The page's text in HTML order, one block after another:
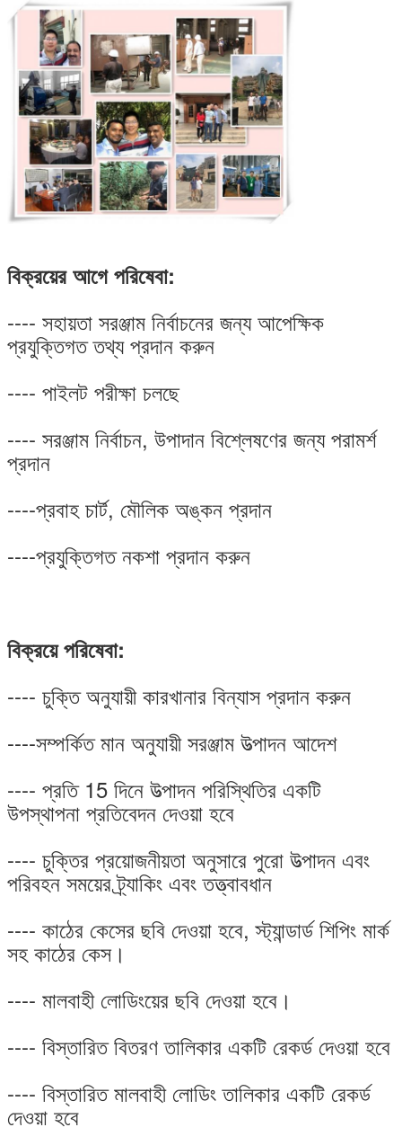
বিক্রয়ের আগে পরিষেবা:
---- সহায়তা সরঞ্জাম নির্বাচনের জন্য আপেক্ষিক
প্রযুক্তিগত তথ্য প্রদান করুন
---- পাইলট পরীক্ষা চলছে
---- সরঞ্জাম নির্বাচন, উপাদান বিশ্লেষণের জন্য পরামর্শ
প্রদান
----প্রবাহ চার্ট, মৌলিক অঙ্কন প্রদান
----প্রযুক্তিগত নকশা প্রদান করুন
বিক্রয়ে পরিষেবা:
---- চুক্তি অনুযায়ী কারখানার বিন্যাস প্রদান করুন
----সম্পর্কিত মান অনুযায়ী সরঞ্জাম উত্পাদন আদেশ
---- প্রতি 15 দিনে উত্পাদন পরিস্থিতির একটি
উপস্থাপনা প্রতিবেদন দেওয়া হবে
---- চুক্তির প্রয়োজনীয়তা অনুসারে পুরো উত্পাদন এবং
পরিবহন সময়ের ট্র্যাকিং এবং তত্ত্বাবধান
---- কাঠের কেসের ছবি দেওয়া হবে, স্ট্যান্ডার্ড শিপিং মার্ক
সহ কাঠের কেস।
---- মালবাহী লোডিংয়ের ছবি দেওয়া হবে।
---- বিস্তারিত বিতরণ তালিকার একটি রেকর্ড দেওয়া হবে
---- বিস্তারিত মালবাহী লোডিং তালিকার একটি রেকর্ড
দেওয়া হবে